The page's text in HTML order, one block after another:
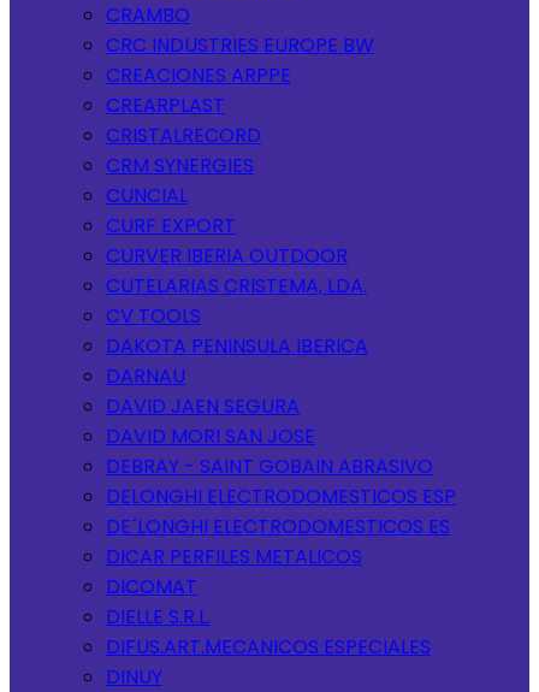
CRAMBO
CRC INDUSTRIES EUROPE BW
CREACIONES ARPPE
CREARPLAST
CRISTALRECORD
CRM SYNERGIES
CUNCIAL
CURF EXPORT
CURVER IBERIA OUTDOOR
CUTELARIAS CRISTEMA, LDA.
CV TOOLS
DAKOTA PENINSULA IBERICA
DARNAU
DAVID JAEN SEGURA
DAVID MORI SAN JOSE
DEBRAY - SAINT GOBAIN ABRASIVO
DELONGHI ELECTRODOMESTICOS ESP
DE´LONGHI ELECTRODOMESTICOS ES
DICAR PERFILES METALICOS
DICOMAT
DIELLE S.R.L.
DIFUS.ART.MECANICOS ESPECIALES
DINUY